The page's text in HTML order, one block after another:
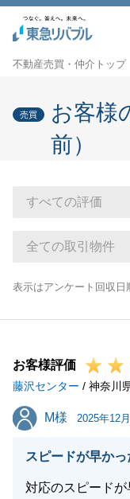
不動産売買・仲介トップ
売買
お客様
前）
表示はアンケート回収日
お客様評価
藤沢センター / 神奈川
M様
M様 2025年12
スピードが早か
対応のスピードが